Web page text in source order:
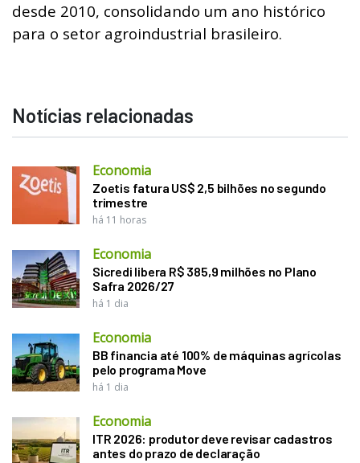
desde 2010, consolidando um ano histórico
para o setor agroindustrial brasileiro.
Notícias relacionadas
Economia
Zoetis fatura US$ 2,5 bilhões no segundo
trimestre
há 11 horas
Economia
Sicredi libera R$ 385,9 milhões no Plano
Safra 2026/27
há 1 dia
Economia
BB financia até 100% de máquinas agrícolas
pelo programa Move
há 1 dia
Economia
ITR 2026: produtor deve revisar cadastros
antes do prazo de declaração